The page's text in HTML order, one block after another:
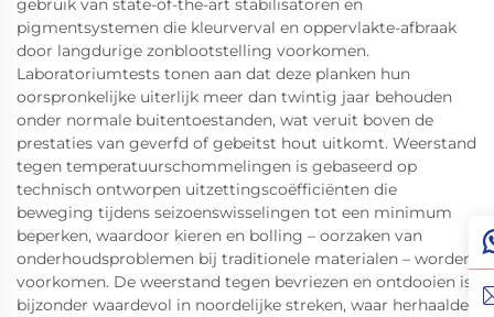
gebruik van state-of-the-art stabilisatoren en
pigmentsystemen die kleurverval en oppervlakte-afbraak
door langdurige zonblootstelling voorkomen.
Laboratoriumtests tonen aan dat deze planken hun
oorspronkelijke uiterlijk meer dan twintig jaar behouden
onder normale buitentoestanden, wat veruit boven de
prestaties van geverfd of gebeitst hout uitkomt. Weerstand
tegen temperatuurschommelingen is gebaseerd op
technisch ontworpen uitzettingscoëfficiënten die
beweging tijdens seizoenswisselingen tot een minimum
beperken, waardoor kieren en bolling – oorzaken van
onderhoudsproblemen bij traditionele materialen – worden
voorkomen. De weerstand tegen bevriezen en ontdooien is
bijzonder waardevol in noordelijke streken, waar herhaalde